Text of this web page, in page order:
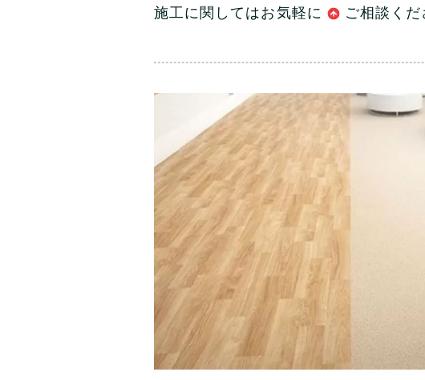
施工に関してはお気軽に ご相談 くだ